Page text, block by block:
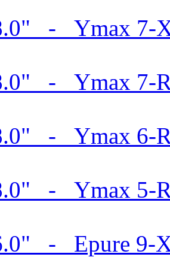
- Ymax 7-
- Ymax 7-
- Ymax 6-
- Ymax 5-
- Epure 9-